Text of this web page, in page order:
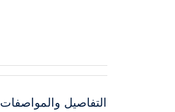
التفاصيل والمواصفات